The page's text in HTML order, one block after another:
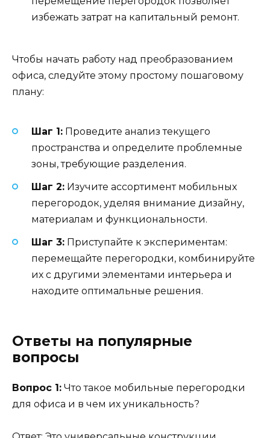
избежать затрат на капитальный ремонт.
Чтобы начать работу над преобразованием
офиса, следуйте этому простому пошаговому
плану:
Шаг 1: Проведите анализ текущего
пространства и определите проблемные
зоны, требующие разделения.
Шаг 2: Изучите ассортимент мобильных
перегородок, уделяя внимание дизайну,
материалам и функциональности.
Шаг 3: Приступайте к экспериментам:
перемещайте перегородки, комбинируйте
их с другими элементами интерьера и
находите оптимальные решения.
Ответы на популярные
вопросы
Вопрос 1: Что такое мобильные перегородки
для офиса и в чем их уникальность?